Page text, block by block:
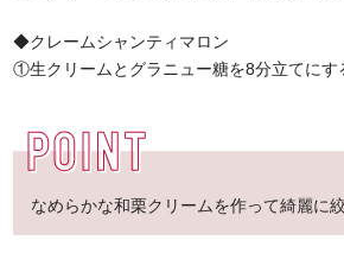
◆クレームシャンティマロン
①生クリームとグラニュー糖を8分立てにす
なめらかな和栗クリームを作って綺麗に